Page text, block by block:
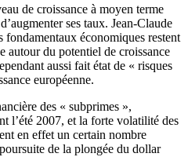
de croissance à moyen terme
ses taux. Jean-Claude
fondamentaux économiques restent
autour du potentiel de croissance
aussi fait état de « risques
européenne.
des « subprimes »,
l’été 2007, et la forte volatilité des
en effet un certain nombre
de la plongée du dollar